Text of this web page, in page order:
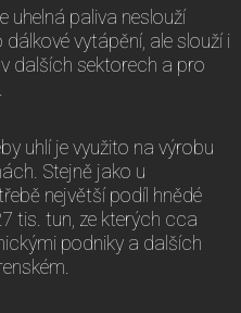
uhelná paliva neslouží
vytápění, ale slouží i
dalších sektorech a pro
uhlí je využito na výrobu
Stejně jako u
největší podíl hnědé
tis. tun, ze kterých cca
podniky a dalších